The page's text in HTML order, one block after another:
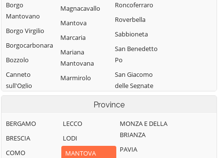
Borgo
Mantovano
Borgo Virgilio
Borgocarbonara
Bozzolo
Canneto
sull'Oglio
Magnacavallo
Mantova
Marcaria
Mariana
Mantovana
Marmirolo
Medole
Monzambano
Motteggiana
Ostiglia
Roncoferraro
Roverbella
Sabbioneta
San Benedetto
Po
San Giacomo
delle Segnate
San Giovanni del
Dosso
San Martino
Province
BERGAMO
BRESCIA
COMO
LECCO
LODI
MANTOVA
MONZA E DELLA
BRIANZA
PAVIA